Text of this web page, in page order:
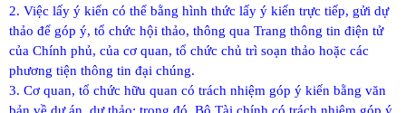
2. Việc lấy ý kiến có thể bằng hình thức lấy ý kiến trực tiếp, gửi dự
thảo để góp ý, tổ chức hội thảo, thông qua Trang thông tin điện tử
của Chính phủ, của cơ quan, tổ chức chủ trì soạn thảo hoặc các
phương tiện thông tin đại chúng.
3. Cơ quan, tổ chức hữu quan có trách nhiệm góp ý kiến bằng văn